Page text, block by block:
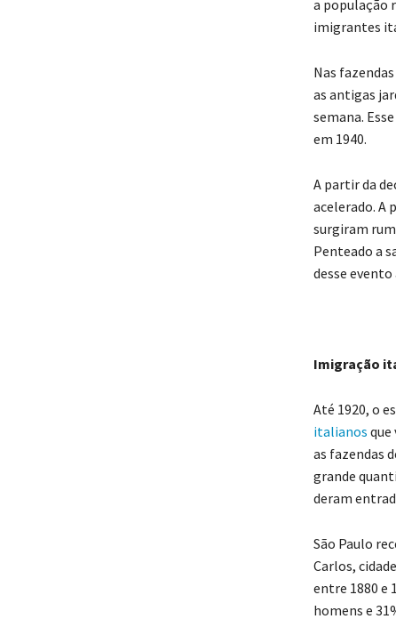
a população
imigrantes
Nas
as antigas
semana.
em 1940.
A partir da
acelerado. A
surgiram
Penteado a
desse
Imigração
Até 1920, o
italianos que
as fazendas
grande
deram
São Paulo
Carlos,
entre 1880 e
homens e